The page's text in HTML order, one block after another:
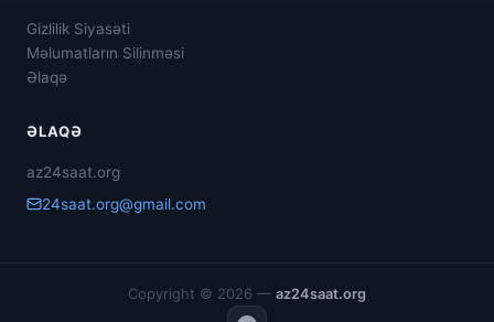
Gizlilik Siyasəti
Məlumatların Silinməsi
Əlaqə
ƏLAQƏ
az24saat.org
24saat.org@gmail.com
Copyright © 2026 — az24saat.org